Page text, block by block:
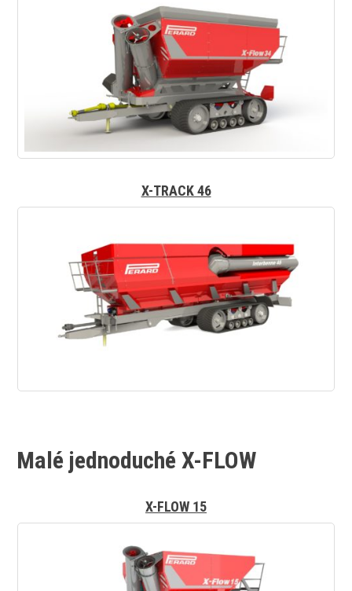
X-TRACK 46
Malé jednoduché X-FLOW
X-FLOW 15